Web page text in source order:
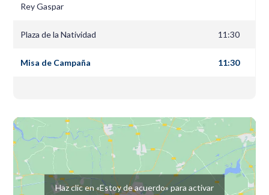
Rey Gaspar
Plaza de la Natividad 11:30
Misa de Campaña 11:30
Haz clic en «Estoy de acuerdo» para activar